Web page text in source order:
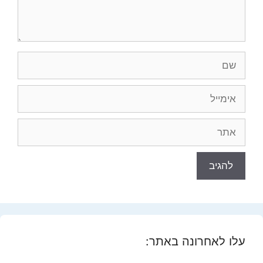
עלו לאחרונה באתר: